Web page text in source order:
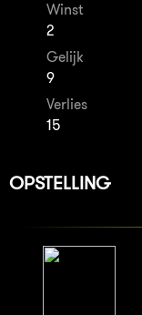
Winst
2
Gelijk
9
Verlies
15
OPSTELLING